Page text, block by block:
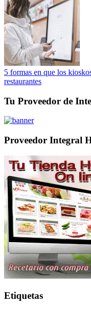
5 formas en que los
restaurantes
Tu Proveedor de
Proveedor Integral
Etiquetas